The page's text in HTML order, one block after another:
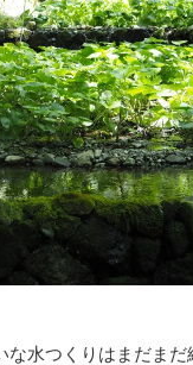
な水つくりはまだまだ